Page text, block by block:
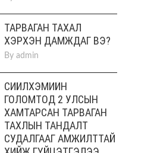
ТАРВАГАН ТАХАЛ
ХЭРХЭН ДАМЖДАГ ВЭ?
By admin
СИЙЛХЭМИЙН
ГОЛОМТОД 2 УЛСЫН
ХАМТАРСАН ТАРВАГАН
ТАХЛЫН ТАНДАЛТ
СУДАЛГААГ АМЖИЛТТАЙ